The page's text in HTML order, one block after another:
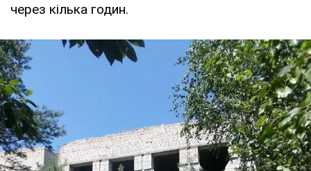
через кілька годин.